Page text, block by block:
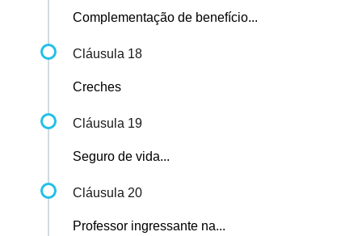
Complementação de benefício...
Cláusula 18
Creches
Cláusula 19
Seguro de vida...
Cláusula 20
Professor ingressante na...